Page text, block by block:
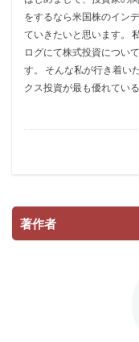
をするなら米国株のイン
ていきたいと思います。
ログにて株式投資につい
す。 そんな私が行き着い
クス投資が最も優れてい
著作者